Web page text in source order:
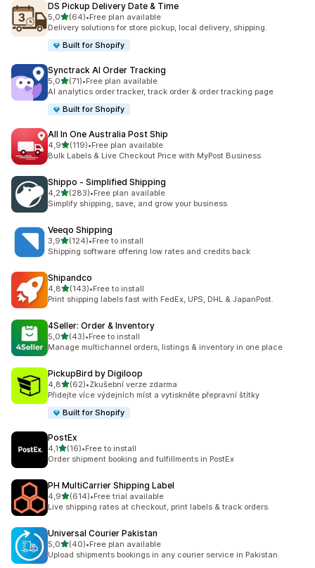
DS Pickup Delivery Date & Time
5,0z 5 hvězd
(64)
Celkový počet recenzí: 64
•Free plan available
Delivery solutions for store pickup, local delivery, shipping.
Built for Shopify
Synctrack AI Order Tracking
5,0z 5 hvězd
(71)
Celkový počet recenzí: 71
•Free plan available
AI analytics order tracker, track order & order tracking page
Built for Shopify
All In One Australia Post Ship
4,9z 5 hvězd
(119)
Celkový počet recenzí: 119
•Free plan available
Bulk Labels & Live Checkout Price with MyPost Business.
Shippo ‑ Simplified Shipping
4,2z 5 hvězd
(283)
Celkový počet recenzí: 283
•Free plan available
Simplify shipping, save, and grow your business
Veeqo Shipping
3,9z 5 hvězd
(124)
Celkový počet recenzí: 124
•Free to install
Shipping software offering low rates and credits back
Shipandco
4,8z 5 hvězd
(143)
Celkový počet recenzí: 143
•Free to install
Print shipping labels fast with FedEx, UPS, DHL & JapanPost.
4Seller: Order & Inventory
5,0z 5 hvězd
(43)
Celkový počet recenzí: 43
•Free to install
Manage multichannel orders, listings & inventory in one place
PickupBird by Digiloop
4,8z 5 hvězd
(62)
Celkový počet recenzí: 62
•Zkušební verze zdarma
Přidejte více výdejních míst a vytiskněte přepravní štítky
Built for Shopify
PostEx
4,1z 5 hvězd
(16)
Celkový počet recenzí: 16
•Free to install
Order shipment booking and fulfillments in PostEx
PH MultiCarrier Shipping Label
4,9z 5 hvězd
(614)
Celkový počet recenzí: 614
•Free trial available
Live shipping rates at checkout, print labels & track orders.
Universal Courier Pakistan
5,0z 5 hvězd
(40)
Celkový počet recenzí: 40
•Free plan available
Upload shipments bookings in any courier service in Pakistan.